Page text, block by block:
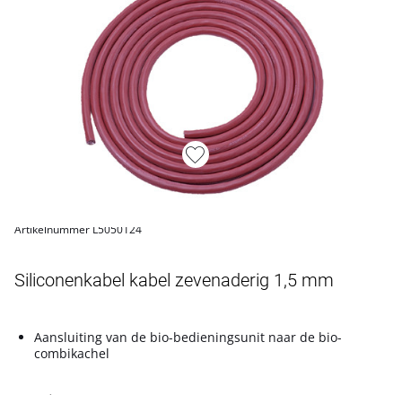
Artikelnummer L5050124
Siliconenkabel kabel zevenaderig 1,5 mm
Aansluiting van de bio-bedieningsunit naar de bio-
combikachel